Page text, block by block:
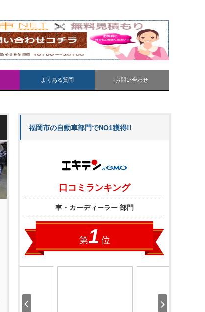
よくある質問 お問い合わせ
福岡市の自動車部門でNO1獲得!!